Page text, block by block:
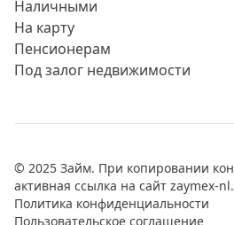
Наличными
На карту
Пенсионерам
Под залог недвижимости
© 2025 Займ. При копировании
активная ссылка на сайт zaymex-
Политика конфиденциальности
Пользовательское соглашение